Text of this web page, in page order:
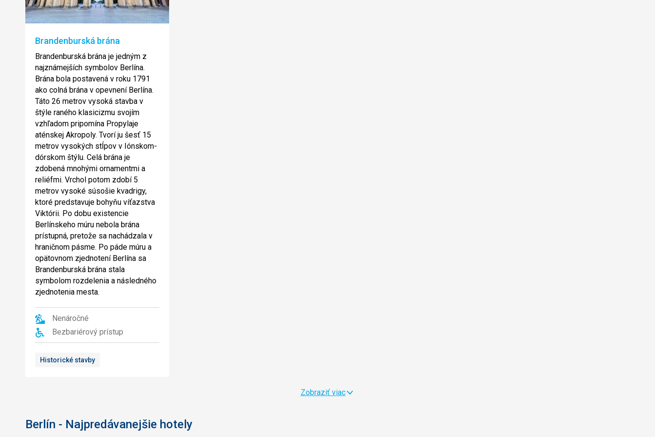
Brandenburská brána
Brandenburská brána je jedným z
najznámejších symbolov Berlína.
Brána bola postavená v roku 1791
ako colná brána v opevnení Berlína.
Táto 26 metrov vysoká stavba v
štýle raného klasicizmu svojím
vzhľadom pripomína Propylaje
aténskej Akropoly. Tvorí ju šesť 15
metrov vysokých stĺpov v Iónskom-
dórskom štýlu. Celá brána je
zdobená mnohými ornamentmi a
reliéfmi. Vrchol potom zdobí 5
metrov vysoké súsošie kvadrigy,
ktoré predstavuje bohyňu víťazstva
Viktórii. Po dobu existencie
Berlínskeho múru nebola brána
prístupná, pretože sa nachádzala v
hraničnom pásme. Po páde múru a
opätovnom zjednotení Berlína sa
Brandenburská brána stala
symbolom rozdelenia a následného
zjednotenia mesta.
Nenáročné
Bezbariérový prístup
Historické stavby
Zobraziť viac
Berlín - Najpredávanejšie hotely